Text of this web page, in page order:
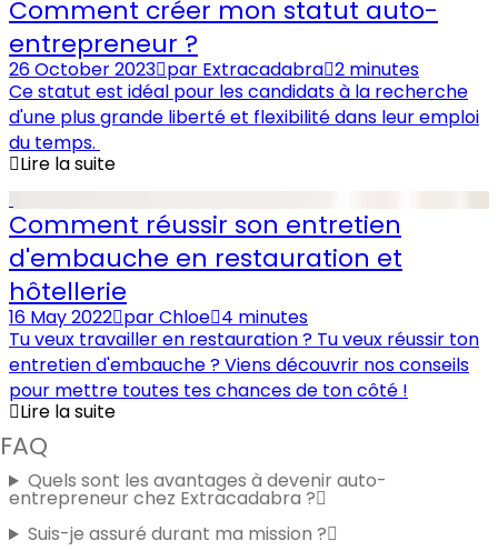
Comment créer mon statut auto-
entrepreneur ?
26 October 2023 par Extracadabra 2 minutes
Ce statut est idéal pour les candidats à la recherche
d'une plus grande liberté et flexibilité dans leur emploi
du temps.
Lire la suite
Comment réussir son entretien
d'embauche en restauration et
hôtellerie
16 May 2022 parChloe 4 minutes
Tu veux travailler en restauration ? Tu veux réussir ton
entretien d'embauche ? Viens découvrir nos conseils
pour mettre toutes tes chances de ton côté !
Lire la suite
FAQ
Quels sont les avantages à devenir auto-
entrepreneur chez Extracadabra ?
Suis-je assuré durant ma mission ?